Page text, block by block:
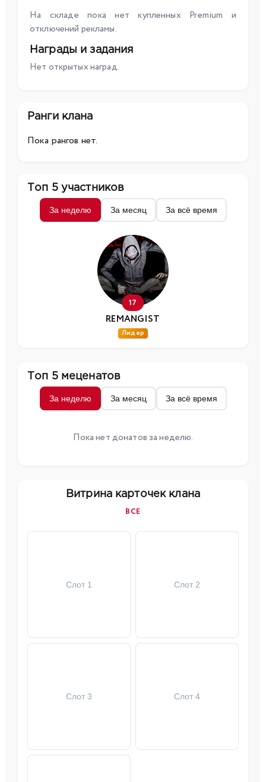
На складе пока нет купленных Premium и
отключений рекламы.
Награды и задания
Нет открытых наград.
Ранги клана
Пока рангов нет.
Топ 5 участников
За неделю За месяц За всё время
17
REMANGIST
Лидер
Топ 5 меценатов
За неделю За месяц За всё время
Пока нет донатов за неделю.
Витрина карточек клана
ВСЕ
Слот 1 Слот 2
Слот 3 Слот 4